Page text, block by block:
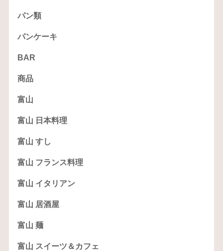
パン類
パンケーキ
BAR
商品
富山
富山 日本料理
富山 すし
富山 フランス料理
富山 イタリアン
富山 居酒屋
富山 麺
富山 スイーツ＆カフェ